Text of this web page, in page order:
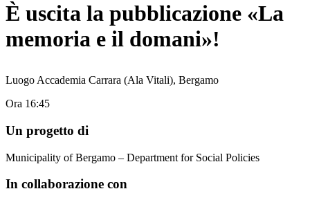
È uscita la pubblicazione «La
memoria e il domani»!
Luogo Accademia Carrara (Ala Vitali), Bergamo
Ora 16:45
Un progetto di
Municipality of Bergamo – Department for Social Policies
In collaborazione con